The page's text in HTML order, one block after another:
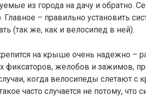
из города на дачу и обратно.
– правильно установить
(так же, как и велосипед в ней).
на крыше очень надежно –
фиксаторов, желобов и зажимов,
когда велосипеды слетают с
часто случается не потому, что